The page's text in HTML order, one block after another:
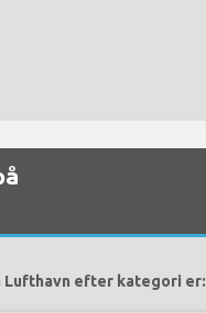
efter kategori er: